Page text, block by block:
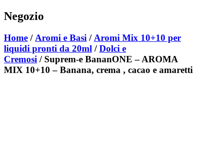
Negozio
Home / Aromi e Basi / Aromi Mix 10+10 per
liquidi pronti da 20ml /Dolci e
Cremosi / Suprem-e BananONE – AROMA
MIX 10+10 – Banana, crema , cacao e amaretti